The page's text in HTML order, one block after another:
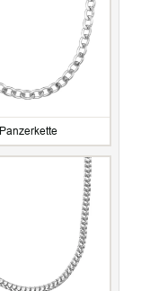
Panzerkette